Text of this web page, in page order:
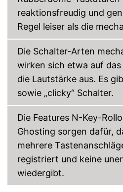
reaktionsfreudig und
Regel leiser als die
Die Schalter-Arten
wirken sich etwa auf
die Lautstärke aus. Es
sowie „clicky“ Schalter.
Die Features N-Key-
Ghosting sorgen dafür,
mehrere
registriert und keine
wiedergibt.